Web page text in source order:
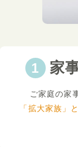
家
ご家庭の家
「拡大家族」